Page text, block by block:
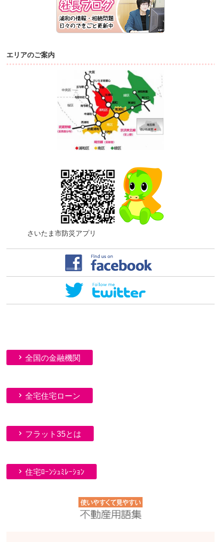
エリアのご案内
さいたま市防災アプリ
全国の金融機関
全宅住宅ローン
フラット35とは
住宅ﾛｰﾝｼｭﾐﾚｰｼｮﾝ